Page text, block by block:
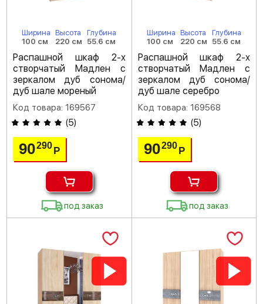
Ширина
100 см
Высота
220 см
Глубина
55.6 см
Распашной шкаф 2-х
створчатый Мадлен с
зеркалом дуб сонома/
дуб шале мореный
Код товара: 169567
(5)
90290Р
под заказ
Ширина
100 см
Высота
220 см
Глубина
55.6 см
Распашной шкаф 2-х
створчатый Мадлен с
зеркалом дуб сонома/
дуб шале серебро
Код товара: 169568
(5)
90290 Р
под заказ